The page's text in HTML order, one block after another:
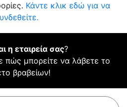
Κάντε κλικ εδώ για να
η εταιρεία σας?
πώς μπορείτε να λάβετε το
βραβείων!